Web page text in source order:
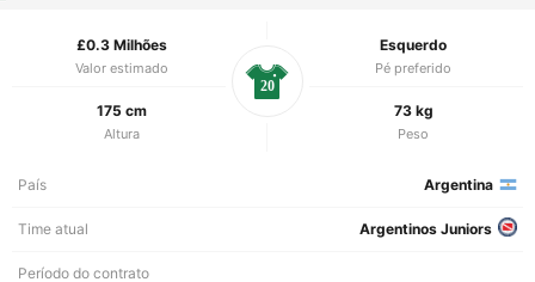
£0.3 Milhões
Valor estimado
Esquerdo
Pé preferido
175 cm
Altura
73 kg
Peso
20
País Argentina
Time atual Argentinos Juniors
Período do contrato